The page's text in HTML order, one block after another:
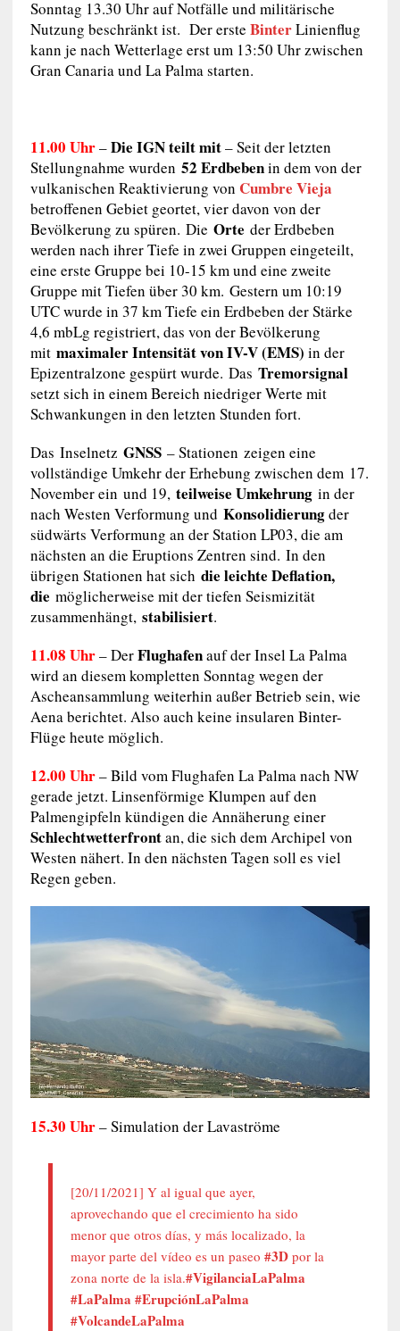
Sonntag 13.30 Uhr auf Notfälle und militärische
Nutzung beschränkt ist. Der erste BinterLinienflug
kann je nach Wetterlage erst um 13:50 Uhr zwischen
Gran Canaria und La Palma starten.
11.00 Uhr–Die IGN teilt mit– Seit der letzten
Stellungnahme wurden 52 Erdbebenin dem von der
vulkanischen Reaktivierung von Cumbre Vieja
betroffenen Gebiet geortet, vier davon von der
Bevölkerung zu spüren. Die Orte der Erdbeben
werden nach ihrer Tiefe in zwei Gruppen eingeteilt,
eine erste Gruppe bei 10-15 km und eine zweite
Gruppe mit Tiefen über 30 km. Gestern um 10:19
UTC wurde in 37 km Tiefe ein Erdbeben der Stärke
4,6 mbLg registriert, das von der Bevölkerung
mit maximaler Intensität von IV-V (EMS) in der
Epizentralzone gespürt wurde. Das Tremorsignal
setzt sich in einem Bereich niedriger Werte mit
Schwankungen in den letzten Stunden fort.
Das Inselnetz GNSS– Stationen zeigen eine
vollständige Umkehr der Erhebung zwischen dem 17.
November ein und 19, teilweise Umkehrungin der
nach Westen Verformung und Konsolidierungder
südwärts Verformung an der Station LP03, die am
nächsten an die Eruptions Zentren sind. In den
übrigen Stationen hat sich die leichte Deflation,
die möglicherweise mit der tiefen Seismizität
zusammenhängt, stabilisiert.
11.08 Uhr– DerFlughafenauf der Insel La Palma
wird an diesem kompletten Sonntag wegen der
Ascheansammlung weiterhin außer Betrieb sein, wie
Aena berichtet. Also auch keine insularen Binter-
Flüge heute möglich.
12.00 Uhr– Bild vom Flughafen La Palma nach NW
gerade jetzt. Linsenförmige Klumpen auf den
Palmengipfeln kündigen die Annäherung einer
Schlechtwetterfrontan, die sich dem Archipel von
Westen nähert. In den nächsten Tagen soll es viel
Regen geben.
15.30 Uhr– Simulation der Lavaströme
[20/11/2021] Y al igual que ayer,
aprovechando que el crecimiento ha sido
menor que otros días, y más localizado, la
mayor parte del vídeo es un paseo #3Dpor la
zona norte de la isla.#VigilanciaLaPalma
#LaPalma #ErupciónLaPalma
#VolcandeLaPalma